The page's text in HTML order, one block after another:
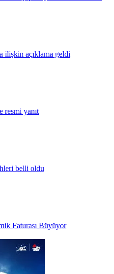
ilişkin açıklama geldi
resmi yanıt
belli oldu
Faturası Büyüyor